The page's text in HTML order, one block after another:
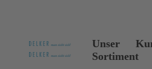
Unser
Sortiment